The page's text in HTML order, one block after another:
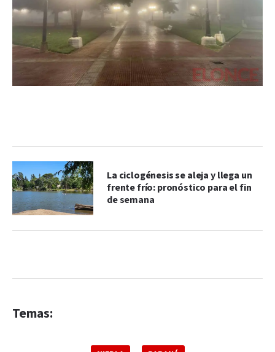
La ciclogénesis se aleja y llega un
frente frío: pronóstico para el fin
de semana
Temas: